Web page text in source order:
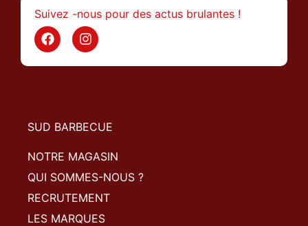
Suivez -nous pour des actus brulantes !
SUD BARBECUE
NOTRE MAGASIN
QUI SOMMES-NOUS ?
RECRUTEMENT
LES MARQUES